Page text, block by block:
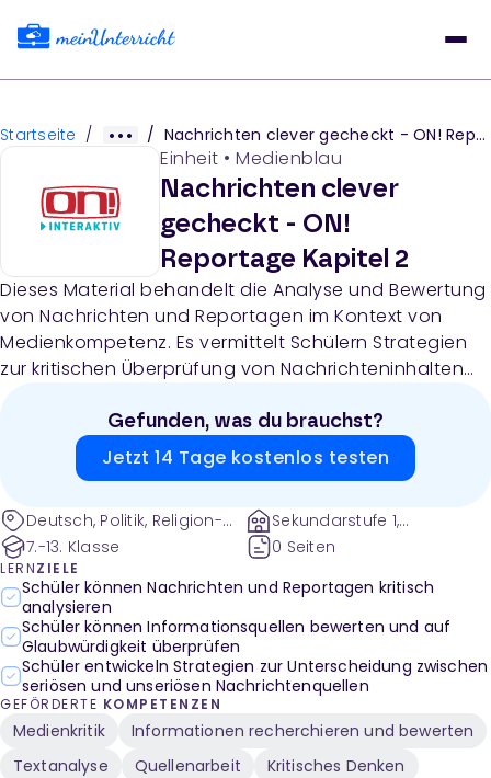
Startseite / / Nachrichten clever gecheckt - ON! Reportage Kapitel 2
Einheit • Medienblau
Nachrichten clever
gecheckt - ON!
Reportage Kapitel 2
Dieses Material behandelt die Analyse und Bewertung
von Nachrichten und Reportagen im Kontext von
Medienkompetenz. Es vermittelt Schülern Strategien
zur kritischen Überprüfung von Nachrichteninhalten
unseriösen Informationsquellen.
Gefunden, was du brauchst?
Jetzt 14 Tage kostenlos testen
Deutsch, Politik, Religion-
Ethik, Sekundarstufe I,
Sekundarstufe II, Schreiben,
Rechte und Pflichten,
Miteinander leben, Lesen,
Medien, Sprechen und
Zuhören, Gemeinschaft,
Wir in der Welt, Schreiben
und neue Medien, Internet
in Verantwortung, Lesen
und Medien,
7.-13. Klasse
Sekundarstufe 1,
Sekundarstufe 2
0 Seiten
LERNZIELE
Schüler können Nachrichten und Reportagen kritisch
analysieren
Schüler können Informationsquellen bewerten und auf
Glaubwürdigkeit überprüfen
Schüler entwickeln Strategien zur Unterscheidung zwischen
seriösen und unseriösen Nachrichtenquellen
GEFÖRDERTE KOMPETENZEN
Medienkritik
Informationen recherchieren und bewerten
Textanalyse
Quellenarbeit
Kritisches Denken